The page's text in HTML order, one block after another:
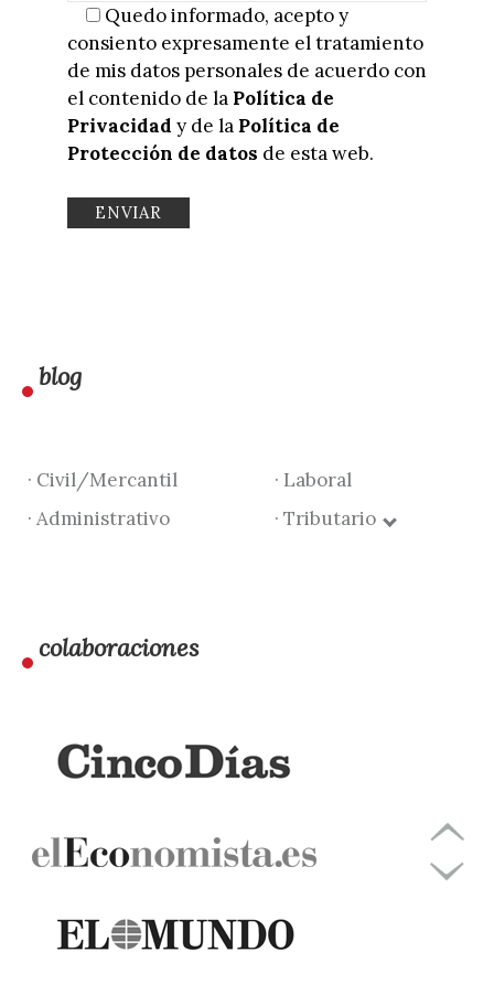
Quedo informado, acepto y
consiento expresamente el tratamiento
de mis datos personales de acuerdo con
el contenido de la Política de
Privacidad y de la Política de
Protección de datos de esta web.
blog
· Civil/Mercantil
· Laboral
· Administrativo
· Tributario
colaboraciones